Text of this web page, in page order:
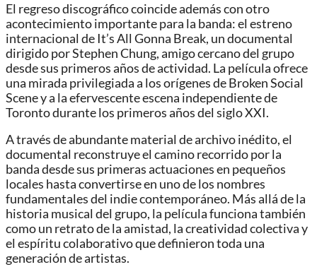
El regreso discográfico coincide además con otro
acontecimiento importante para la banda: el estreno
internacional de It’s All Gonna Break, un documental
dirigido por Stephen Chung, amigo cercano del grupo
desde sus primeros años de actividad. La película ofrece
una mirada privilegiada a los orígenes de Broken Social
Scene y a la efervescente escena independiente de
Toronto durante los primeros años del siglo XXI.
A través de abundante material de archivo inédito, el
documental reconstruye el camino recorrido por la
banda desde sus primeras actuaciones en pequeños
locales hasta convertirse en uno de los nombres
fundamentales del indie contemporáneo. Más allá de la
historia musical del grupo, la película funciona también
como un retrato de la amistad, la creatividad colectiva y
el espíritu colaborativo que definieron toda una
generación de artistas.